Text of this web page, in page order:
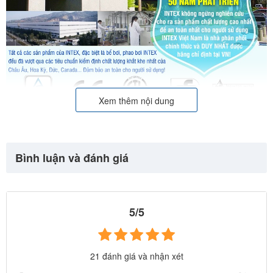
Xem thêm nội dung
Bình luận và đánh giá
5/5
21 đánh giá và nhận xét